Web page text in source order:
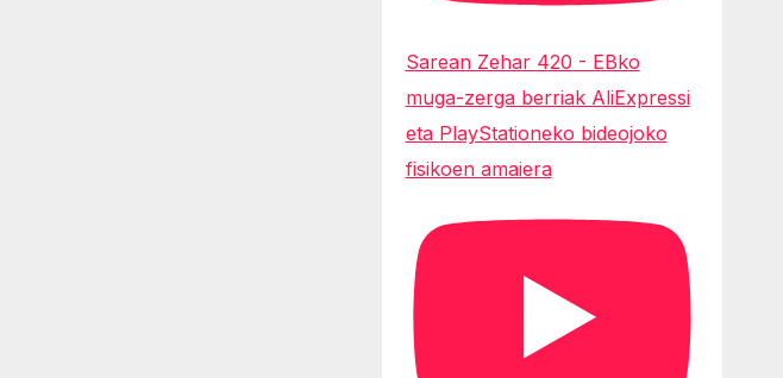
Sarean Zehar 420 - EBko
muga-zerga berriak AliExpressi
eta PlayStationeko bideojoko
fisikoen amaiera